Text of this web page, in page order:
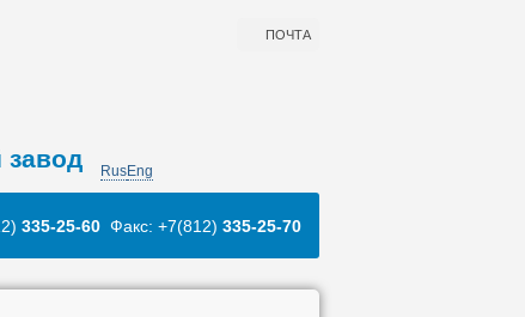
ПОЧТА
завод RusEng
335-25-60 Факс: +7(812) 335-25-70